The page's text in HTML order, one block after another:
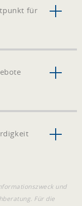
für
und
Für die